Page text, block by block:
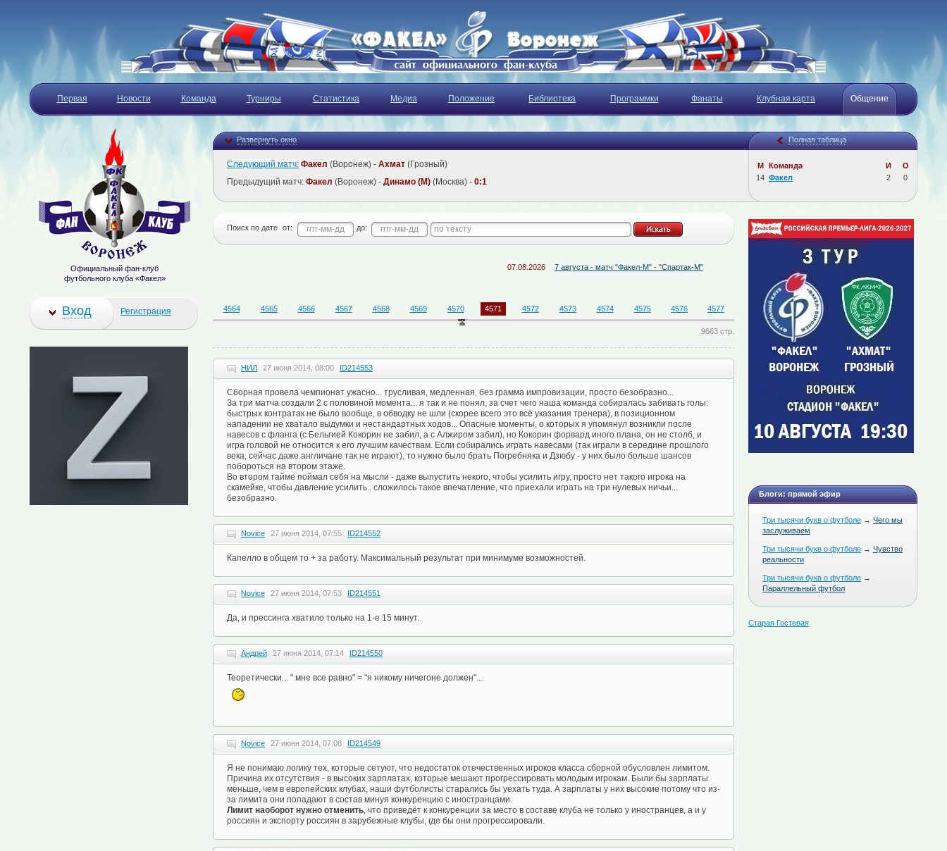
Первая Новости Команда Турниры Статистика Медиа Положение Библиотека Программки Фанаты Клубная карта Общение
Развернуть окно Полная таблица
М Команда И
О
14 Факел 2 0
Следующий матч: Факел (Воронеж) - Ахмат (Грозный)
Предыдущий матч: Факел (Воронеж) - Динамо (М) (Москва) - 0:1
Поиск по дате от: до:
07.08.2026 7 августа - матч "Факел-М" - "Спартак-М" Определён состав судейской бригады на матч
4564 4565 4566 4567 4568 4569 4570 4571 4572 4573 4574 4575 4576 4577
9663 стр.
НИЛ 27 июня 2014, 08:00 ID214553
Сборная провела чемпионат ужасно... трусливая, медленная, без грамма импровизации, просто безобразно...
За три матча создали 2 с половиной момента... я так и не понял, за счет чего наша команда собиралась забивать голы:
быстрых контратак не было вообще, в обводку не шли (скорее всего это всё указания тренера), в позиционном
нападении не хватало выдумки и нестандартных ходов... Опасные моменты, о которых я упомянул возникли после
навесов с фланга (с Бельгией Кокорин не забил, а с Алжиром забил), но Кокорин форвард иного плана, он не столб, и
игра головой не относится к его лучшим качествам. Если собирались играть навесами (так играли в середине прошлого
века, сейчас даже англичане так не играют), то нужно было брать Погребняка и Дзюбу - у них было больше шансов
побороться на втором этаже.
Во втором тайме поймал себя на мысли - даже выпустить некого, чтобы усилить игру, просто нет такого игрока на
скамейке, чтобы давление усилить.. сложилось такое впечатление, что приехали играть на три нулевых ничьи...
безобразно.
Novice 27 июня 2014, 07:55 ID214552
Капелло в общем то + за работу. Максимальный результат при минимуме возможностей.
Novice 27 июня 2014, 07:53 ID214551
Да, и прессинга хватило только на 1-е 15 минут.
Андрей 27 июня 2014, 07:14 ID214550
Теоретически... " мне все равно" = "я никому ничегоне должен"...
Novice 27 июня 2014, 07:08 ID214549
Я не понимаю логику тех, которые сетуют, что недостаток отечественных игроков класса сборной обусловлен лимитом.
Причина их отсутствия - в высоких зарплатах, которые мешают прогрессировать молодым игрокам. Были бы зарплаты
меньше, чем в европейских клубах, наши футболисты старались бы уехать туда. А зарплаты у них высокие потому что из-
за лимита они попадают в состав минуя конкуренцию с иностранцами.
Лимит наоборот нужно отменить, что приведёт к конкуренции за место в составе клуба не только у иностранцев, а и у
россиян и экспорту россиян в зарубежные клубы, где бы они прогрессировали.
Блоги: прямой эфир
Три тысячи букв о футболе → Чего мы
заслуживаем
Три тысячи букв о футболе → Чувство
реальности
Три тысячи букв о футболе →
Параллельный футбол
Старая Гостевая
Официальный фан-клуб
футбольного клуба «Факел»
Вход Регистрация